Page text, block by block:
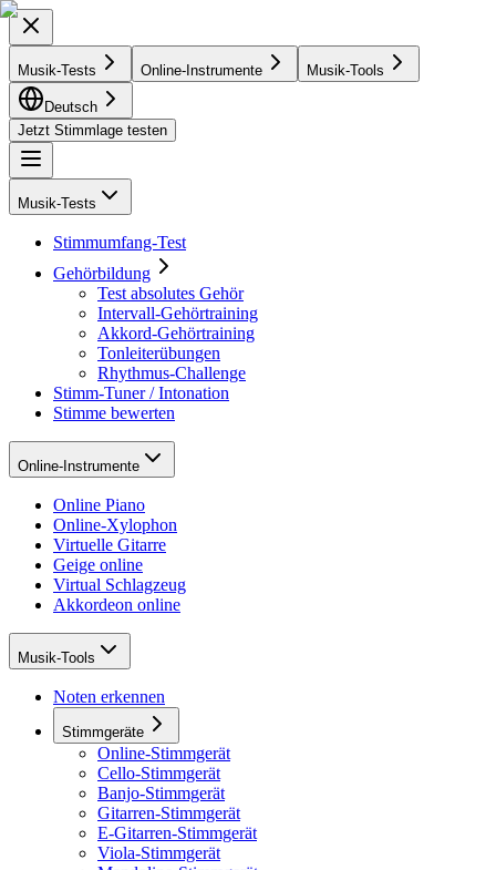
Musik-Tests Online-Instrumente Musik-Tools
Deutsch
Jetzt Stimmlage testen
Musik-Tests
Stimmumfang-Test
Gehörbildung
Test absolutes Gehör
Intervall-Gehörtraining
Akkord-Gehörtraining
Tonleiterübungen
Rhythmus-Challenge
Stimm-Tuner / Intonation
Stimme bewerten
Online-Instrumente
Online Piano
Online-Xylophon
Virtuelle Gitarre
Geige online
Virtual Schlagzeug
Akkordeon online
Musik-Tools
Noten erkennen
Stimmgeräte
Online-Stimmgerät
Cello-Stimmgerät
Banjo-Stimmgerät
Gitarren-Stimmgerät
E-Gitarren-Stimmgerät
Viola-Stimmgerät